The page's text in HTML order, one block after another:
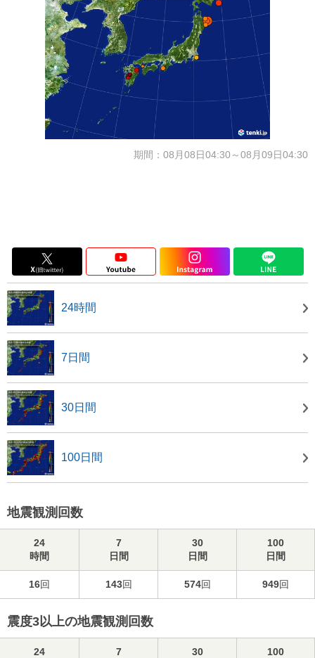
期間：08月08日04:30～08月09日04:30
24時間
7日間
30日間
100日間
地震観測回数
24
時間
7
日間
30
日間
100
日間
16回 143回 574回 949回
震度3以上の地震観測回数
24
7
30
100